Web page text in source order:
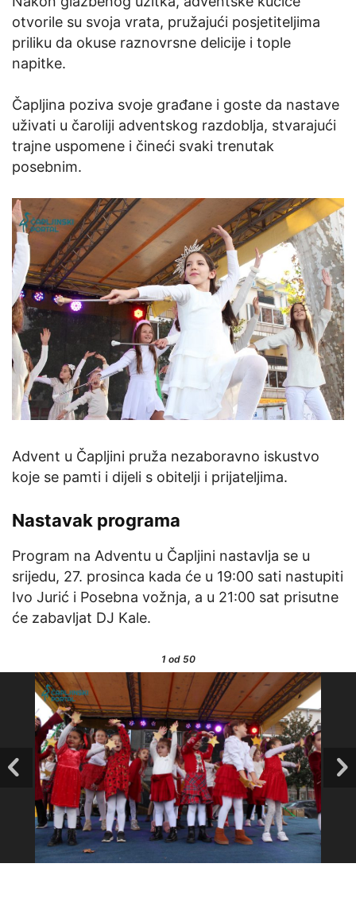
otvorile su svoja vrata, pružajući posjetiteljima
priliku da okuse raznovrsne delicije i tople
napitke.
Čapljina poziva svoje građane i goste da nastave
uživati u čaroliji adventskog razdoblja, stvarajući
trajne uspomene i čineći svaki trenutak
posebnim.
Advent u Čapljini pruža nezaboravno iskustvo
koje se pamti i dijeli s obitelji i prijateljima.
Nastavak programa
Program na Adventu u Čapljini nastavlja se u
srijedu, 27. prosinca kada će u 19:00 sati nastupiti
Ivo Jurić i Posebna vožnja, a u 21:00 sat prisutne
će zabavljat DJ Kale.
1od 50